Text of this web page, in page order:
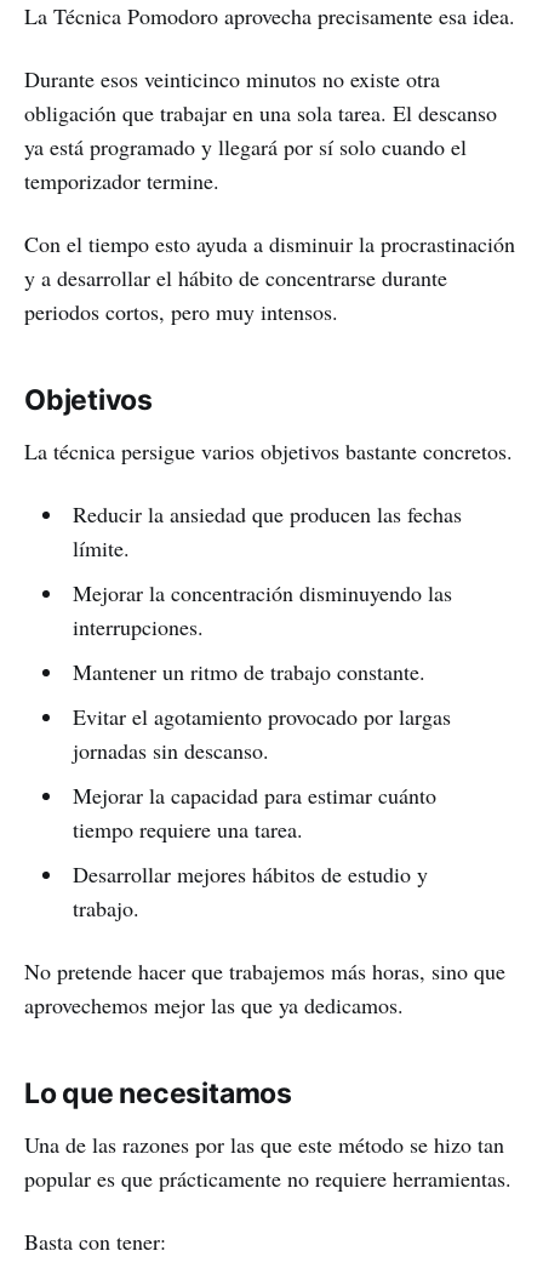
La Técnica Pomodoro aprovecha precisamente esa idea.
Durante esos veinticinco minutos no existe otra
obligación que trabajar en una sola tarea. El descanso
ya está programado y llegará por sí solo cuando el
temporizador termine.
Con el tiempo esto ayuda a disminuir la procrastinación
y a desarrollar el hábito de concentrarse durante
periodos cortos, pero muy intensos.
Objetivos
La técnica persigue varios objetivos bastante concretos.
Reducir la ansiedad que producen las fechas
límite.
Mejorar la concentración disminuyendo las
interrupciones.
Mantener un ritmo de trabajo constante.
Evitar el agotamiento provocado por largas
jornadas sin descanso.
Mejorar la capacidad para estimar cuánto
tiempo requiere una tarea.
Desarrollar mejores hábitos de estudio y
trabajo.
No pretende hacer que trabajemos más horas, sino que
aprovechemos mejor las que ya dedicamos.
Lo que necesitamos
Una de las razones por las que este método se hizo tan
popular es que prácticamente no requiere herramientas.
Basta con tener: